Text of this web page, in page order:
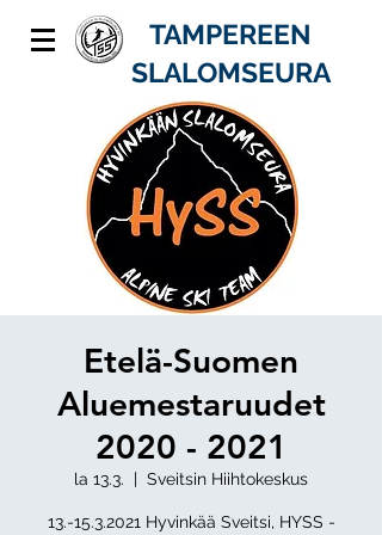
TAMPEREEN
SLALOMSEURA
Etelä-Suomen
Aluemestaruudet
2020 - 2021
la 13.3.
  |
Sveitsin Hiihtokeskus
13.-15.3.2021 Hyvinkää Sveitsi, HYSS -